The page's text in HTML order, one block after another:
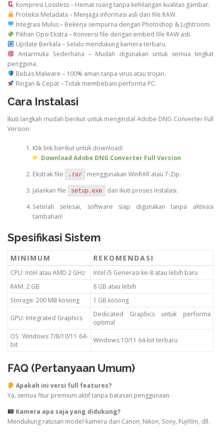
Kompresi Lossless – Hemat ruang tanpa kehilangan kualitas gambar.
Proteksi Metadata – Menjaga informasi asli dari file RAW.
Integrasi Mulus – Bekerja sempurna dengan Photoshop & Lightroom.
Pilihan Opsi Ekstra – Konversi file dengan embed file RAW asli.
Update Berkala – Selalu mendukung kamera terbaru.
Antarmuka Sederhana – Mudah digunakan untuk semua tingkat
pengguna.
Bebas Malware – 100% aman tanpa virus atau trojan.
Ringan & Cepat – Tidak membebani performa PC.
Cara Instalasi
Ikuti langkah mudah berikut untuk menginstal Adobe DNG Converter Full
Version:
Klik link berikut untuk download:
Download Adobe DNG Converter Full Version
Ekstrak file
.rar
menggunakan WinRAR atau 7-Zip.
Jalankan file
setup.exe
dan ikuti proses instalasi.
Setelah selesai, software siap digunakan tanpa aktivasi
tambahan!
Spesifikasi Sistem
MINIMUM REKOMENDASI
CPU: Intel atau AMD 2 GHz
Intel i5 Generasi ke-8 atau lebih baru
RAM: 2 GB
8 GB atau lebih
Storage: 200 MB kosong
1 GB kosong
GPU: Integrated Graphics
Dedicated Graphics untuk performa
optimal
OS: Windows 7/8/10/11 64-
bit
Windows 10/11 64-bit terbaru
FAQ (Pertanyaan Umum)
Apakah ini versi full features?
Ya, semua fitur premium aktif tanpa batasan penggunaan.
Kamera apa saja yang didukung?
Mendukung ratusan model kamera dari Canon, Nikon, Sony, Fujifilm, dll.